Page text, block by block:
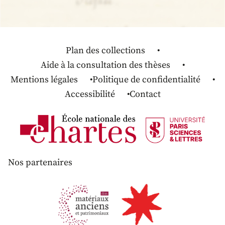
Plan des collections
Aide à la consultation des thèses
Mentions légales
Politique de confidentialité
Accessibilité
Contact
Nos partenaires